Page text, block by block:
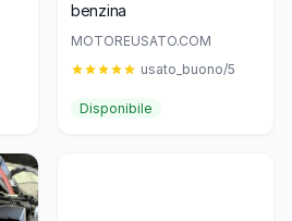
benzina
MOTOREUSATO.COM
usato_buono/5
Disponibile